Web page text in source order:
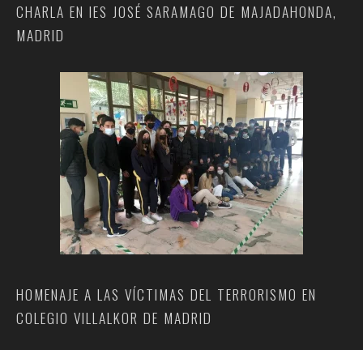
CHARLA EN IES JOSÉ SARAMAGO DE MAJADAHONDA,
MADRID
HOMENAJE A LAS VÍCTIMAS DEL TERRORISMO EN
COLEGIO VILLALKOR DE MADRID